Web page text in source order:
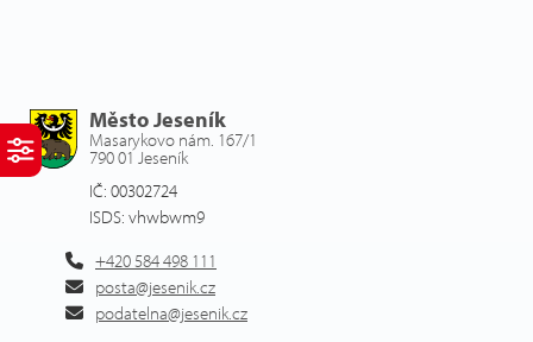
Město Jeseník
Masarykovo nám. 167/1
790 01 Jeseník
IČ: 00302724
ISDS: vhwbwm9
+420 584 498 111
posta@jesenik.cz
podatelna@jesenik.cz